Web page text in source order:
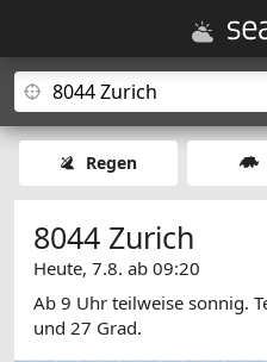
Regen
8044 Zurich
Heute, 7.8. ab 09:20
Ab 9 Uhr teilweise sonnig.
und 27 Grad.